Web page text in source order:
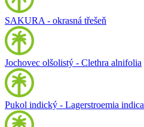
SAKURA - okrasná třešeň
Jochovec olšolistý - Clethra alnifolia
Pukol indický - Lagerstroemia indica